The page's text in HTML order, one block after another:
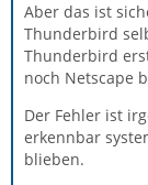
Aber das ist
Thunderbird
Thunderbird
noch Netscape
Der Fehler ist
erkennbar
blieben.